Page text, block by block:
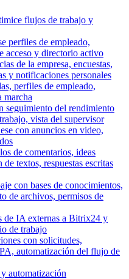
flujos de trabajo y
perfiles de empleado,
acceso y directorio activo
de la empresa, encuestas,
y notificaciones personales
perfiles de empleado,
marcha
seguimiento del rendimiento
vista del supervisor
con anuncios en video,
de comentarios, ideas
textos, respuestas escritas
con bases de conocimientos,
de archivos, permisos de
de IA externas a Bitrix24 y
de trabajo
con solicitudes,
automatización del flujo de
automatización